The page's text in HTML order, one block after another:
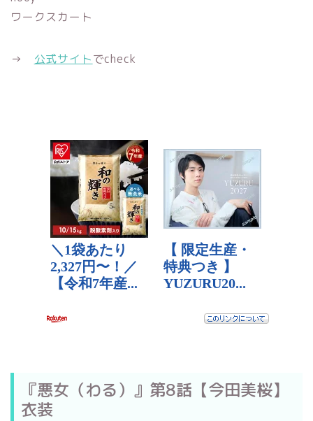
ワークスカート
→ 公式サイトでcheck
『悪女（わる）』第8話【今田美桜】
衣装